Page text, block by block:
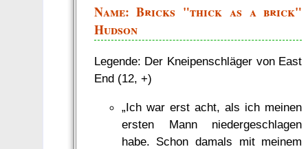
Name: Bricks "thick as a brick"
Hudson
Legende: Der Kneipenschläger von East
End (12, +)
„Ich war erst acht, als ich meinen
ersten Mann niedergeschlagen
habe. Schon damals mit meinem